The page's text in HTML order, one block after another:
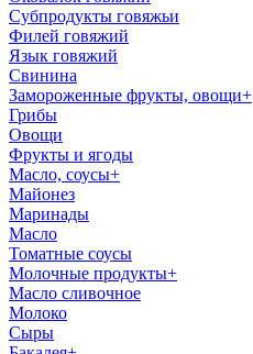
Субпродукты говяжьи
Филей говяжий
Язык говяжий
Свинина
Замороженные фрукты, овощи+
Грибы
Овощи
Фрукты и ягоды
Масло, соусы+
Майонез
Маринады
Масло
Томатные соусы
Молочные продукты+
Масло сливочное
Молоко
Сыры